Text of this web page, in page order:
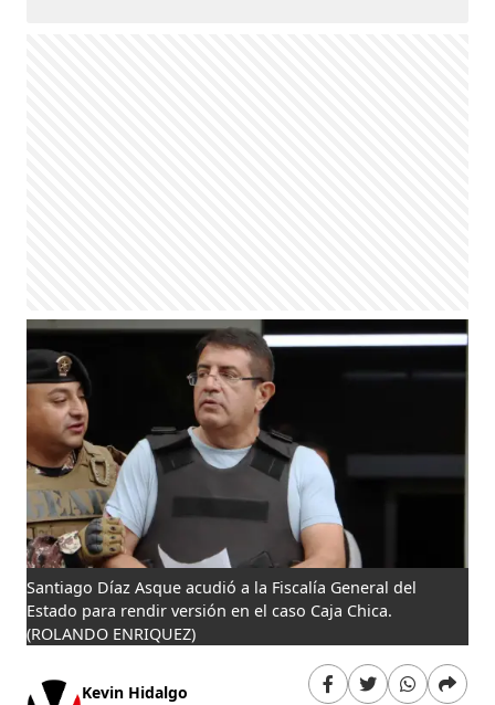
Santiago Díaz Asque acudió a la Fiscalía General del
Estado para rendir versión en el caso Caja Chica.
(ROLANDO ENRIQUEZ)
Kevin Hidalgo